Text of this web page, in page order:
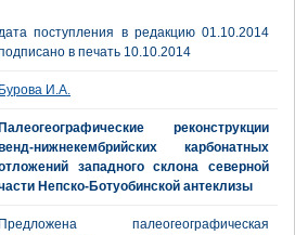
поступления в редакцию 01.10.2014
в печать 10.10.2014
Бурова И.А.
Палеогеографические реконструкции
нижнекембрийских карбонатных
западного склона северной
Непско-Ботуобинской антеклизы
Предложена палеогеографическая